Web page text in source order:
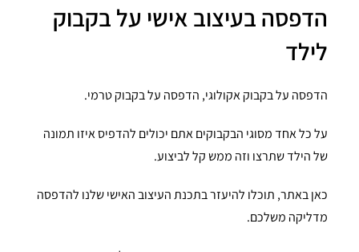
הדפסה בעיצוב אישי על בקבוק
לילד
הדפסה על בקבוק אקולוגי, הדפסה על בקבוק טרמי.
על כל אחד מסוגי הבקבוקים אתם יכולים להדפיס איזו תמונה
של הילד שתרצו וזה ממש קל לביצוע.
כאן באתר, תוכלו להיעזר בתכנת העיצוב האישי שלנו להדפסה
מדליקה משלכם.